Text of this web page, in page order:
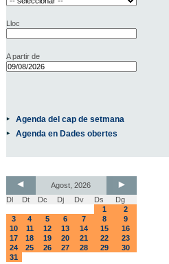
Lloc
A partir de
Agenda del cap de setmana
Agenda en Dades obertes
Agost, 2026
Dl
Dt Dc Dj Dv Ds
Dg
1
2
3
4 5 6 7 8
9
10
11 12 13 14 15
16
17
18 19 20 21 22
23
24
25 26 27 28 29
30
31